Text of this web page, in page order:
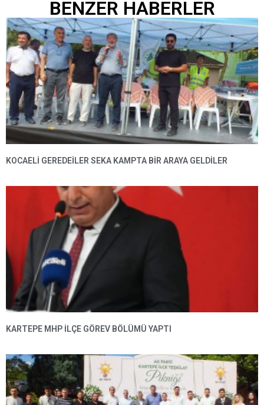
BENZER HABERLER
KOCAELİ GEREDEİLER SEKA KAMPTA BİR ARAYA GELDİLER
KARTEPE MHP ILÇE GÖREV BÖLÜMÜ YAPTI